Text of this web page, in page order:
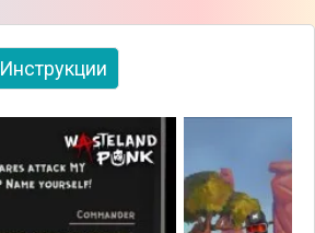
Инструкции